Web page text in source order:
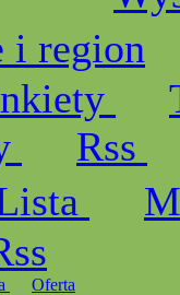
i region
Rss
Oferta